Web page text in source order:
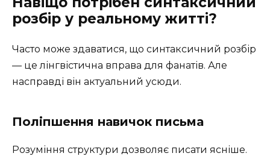
розбір у реальному житті?
Часто може здаватися, що синтаксичний розбір
— це лінгвістична вправа для фанатів. Але
насправді він актуальний усюди.
Поліпшення навичок письма
Розуміння структури дозволяє писати ясніше.